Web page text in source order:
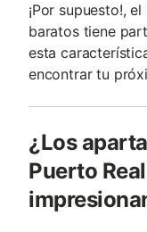
¡Por supuesto!,
baratos tiene
esta
encontrar tu
¿Los
Puerto